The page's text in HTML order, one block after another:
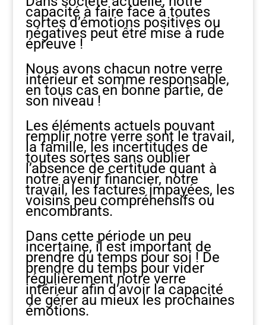
capacité à faire face à toutes
sortes d’émotions positives ou
négatives peut être mise à rude
épreuve !
Nous avons chacun notre verre
intérieur et somme responsable,
en tous cas en bonne partie, de
son niveau !
Les éléments actuels pouvant
remplir notre verre sont le travail,
la famille, les incertitudes de
toutes sortes sans oublier
l’absence de certitude quant à
notre avenir financier, notre
travail, les factures impayées, les
voisins peu compréhensifs ou
encombrants.
Dans cette période un peu
incertaine, il est important de
prendre du temps pour soi ! De
prendre du temps pour vider
régulièrement notre verre
intérieur afin d’avoir la capacité
de gérer au mieux les prochaines
émotions.